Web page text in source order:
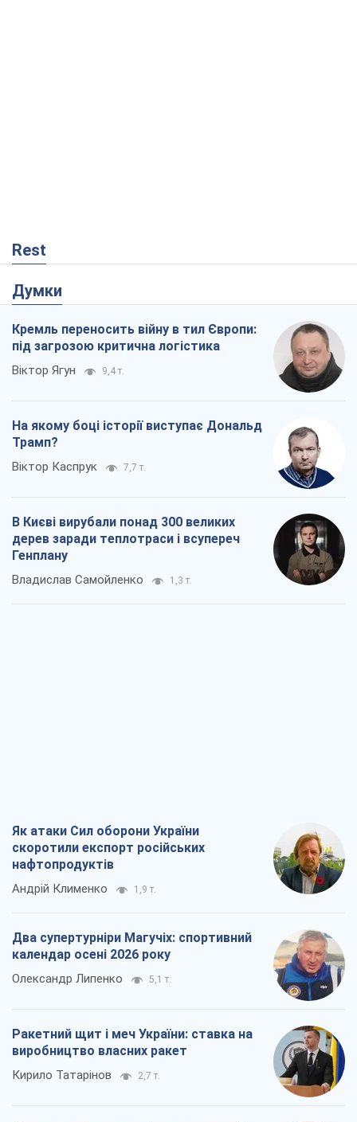
Rest
Думки
Кремль переносить війну в тил Європи:
під загрозою критична логістика
Віктор Ягун 9,4 т.
На якому боці історії виступає Дональд
Трамп?
Віктор Каспрук 7,7 т.
В Києві вирубали понад 300 великих
дерев заради теплотраси і всупереч
Генплану
Владислав Самойленко 1,3 т.
Як атаки Сил оборони України
скоротили експорт російських
нафтопродуктів
Андрій Клименко 1,9 т.
Два супертурніри Магучіх: спортивний
календар осені 2026 року
Олександр Липенко 5,1 т.
Ракетний щит і меч України: ставка на
виробництво власних ракет
Кирило Татарінов 2,7 т.